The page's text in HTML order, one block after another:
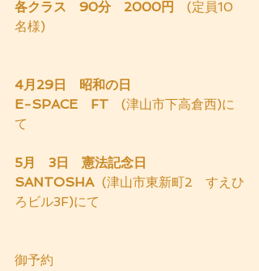
各クラス　90分　2000円
(定員10
名様)
4月29日　昭和の日
E-SPACE　FT (津山市下高倉西)に
て
5月　3日　憲法記念日
SANTOSHA
  (津山市東新町2　すえひ
ろビル3F)にて
御予約